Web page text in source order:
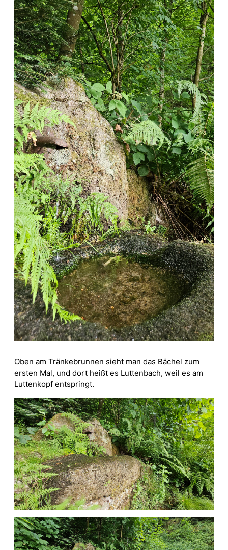
Oben am Tränkebrunnen sieht man das Bächel zum
ersten Mal, und dort heißt es Luttenbach, weil es am
Luttenkopf entspringt.